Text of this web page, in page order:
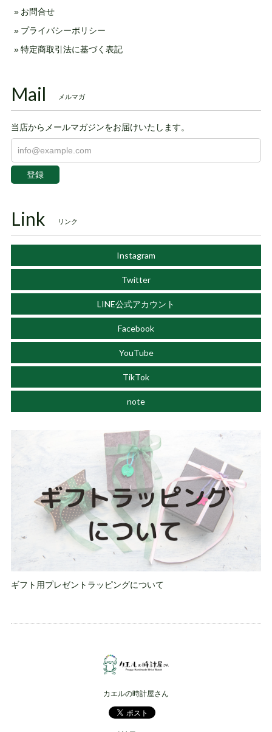
お問合せ
プライバシーポリシー
特定商取引法に基づく表記
Mail メルマガ
当店からメールマガジンをお届けいたします。
登録
Link リンク
Instagram
Twitter
LINE公式アカウント
Facebook
YouTube
TikTok
note
ギフト用プレゼントラッピングについて
カエルの時計屋さん